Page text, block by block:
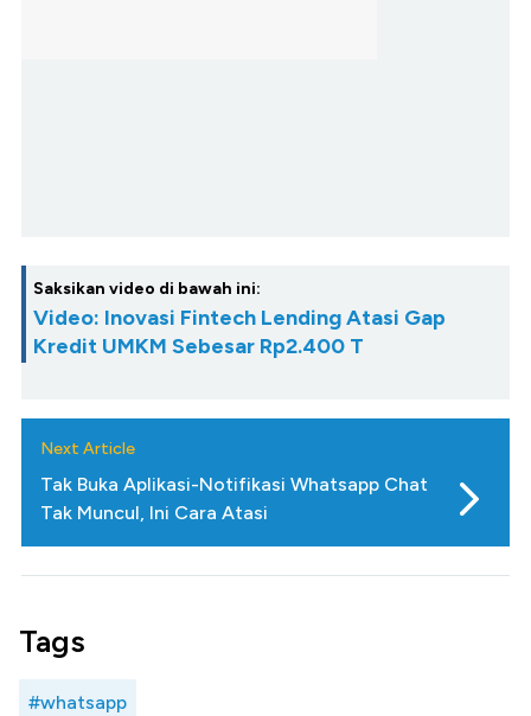
Saksikan video di bawah ini:
Video: Inovasi Fintech Lending Atasi Gap
Kredit UMKM Sebesar Rp2.400 T
Next Article
Tak Buka Aplikasi-Notifikasi Whatsapp Chat
Tak Muncul, Ini Cara Atasi
Tags
#whatsapp